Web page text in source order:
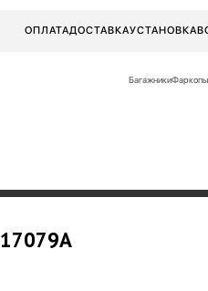
ОПЛАТАДОСТАВКАУСТАНОВКА
БагажникиФаркопы
17079A